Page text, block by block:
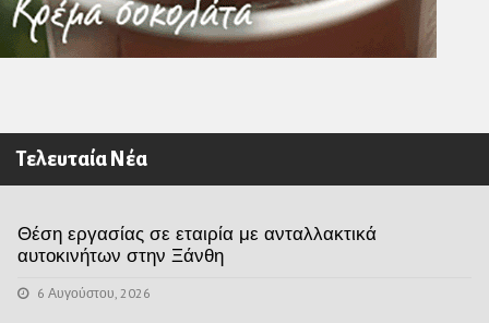
Τελευταία Νέα
Θέση εργασίας σε εταιρία με ανταλλακτικά
αυτοκινήτων στην Ξάνθη
6 Αυγούστου, 2026